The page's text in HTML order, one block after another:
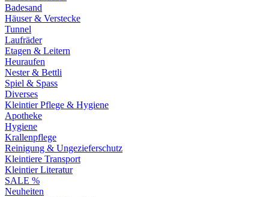
Badesand
Häuser & Verstecke
Tunnel
Laufräder
Etagen & Leitern
Heuraufen
Nester & Bettli
Spiel & Spass
Diverses
Kleintier Pflege & Hygiene
Apotheke
Hygiene
Krallenpflege
Reinigung & Ungezieferschutz
Kleintiere Transport
Kleintier Literatur
SALE %
Neuheiten